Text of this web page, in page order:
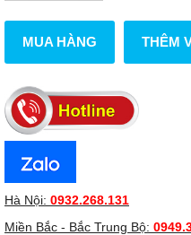
MUA HÀNG THÊM
Hà Nội: 0932.268.131
Miền Bắc - Bắc Trung Bộ: